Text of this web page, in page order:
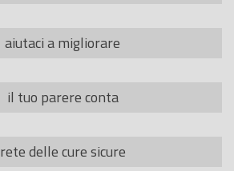
aiutaci a migliorare
il tuo parere conta
rete delle cure sicure